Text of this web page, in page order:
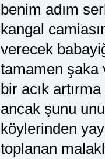
benim adım
kangal
verecek
tamamen şaka
bir acık
ancak şunu
köylerinden
toplanan